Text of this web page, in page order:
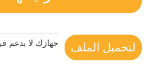
لتحميل الملف جهازك لا يدعم